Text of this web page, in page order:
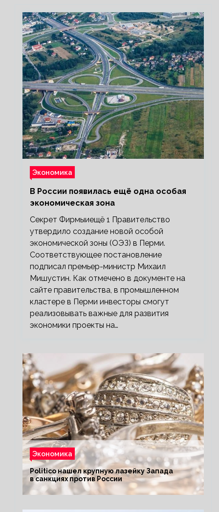
Экономика
В России появилась ещё одна особая
экономическая зона
Секрет Фирмыиещё 1 Правительство
утвердило создание новой особой
экономической зоны (ОЭЗ) в Перми.
Соответствующее постановление
подписал премьер-министр Михаил
Мишустин. Как отмечено в документе на
сайте правительства, в промышленном
кластере в Перми инвесторы смогут
реализовывать важные для развития
экономики проекты на…
Экономика
Politico нашел крупную лазейку Запада
в санкциях против России